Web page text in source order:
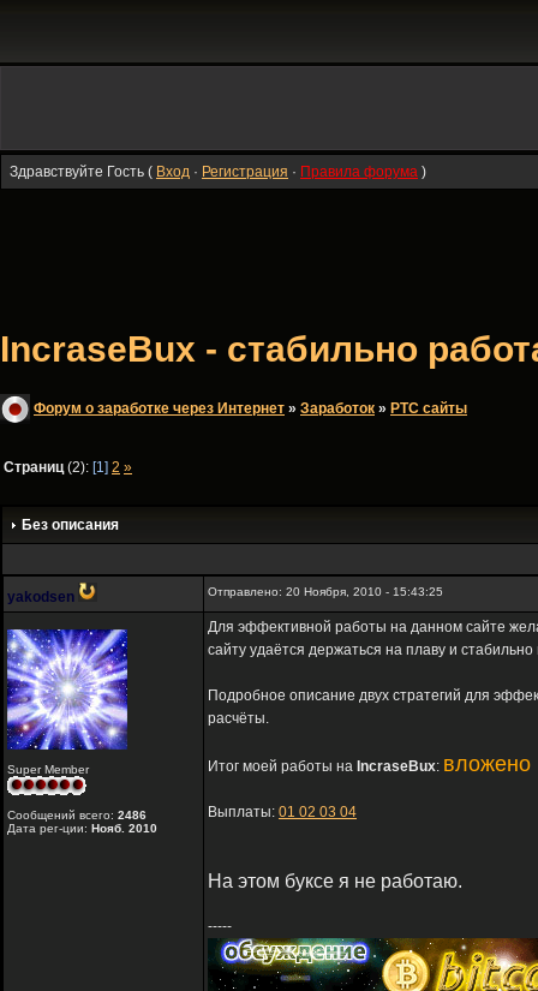
Здравствуйте Гость ( Вход · Регистрация · Правила форума )
IncraseBux - стабильно
Форум о заработке через Интернет » Заработок » PTC сайты
Страниц(2): [1] 2 »
Без описания
yakodsen Отправлено: 20 Ноября, 2010 - 15:43:25
Super Member
Сообщений всего: 2486
Дата рег-ции: Нояб. 2010
Для эффективной работы на данном сайте
сайту удаётся держаться на плаву и
Подробное описание двух стратегий для
расчёты.
Итог моей работы на IncraseBux: вложено
Выплаты: 01 02 03 04
На этом буксе я не работаю.
-----